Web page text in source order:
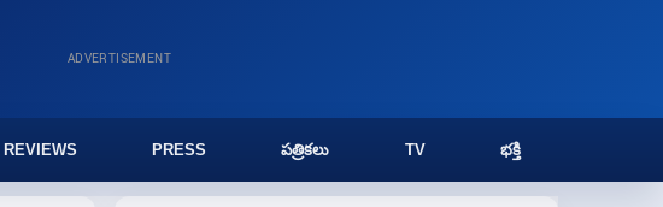
ADVERTISEMENT
REVIEWS PRESS పత్రికలు TV భక్తి